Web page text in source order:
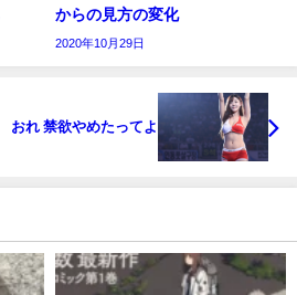
からの見方の変化
2020年10月29日
おれ 禁欲やめたってよ